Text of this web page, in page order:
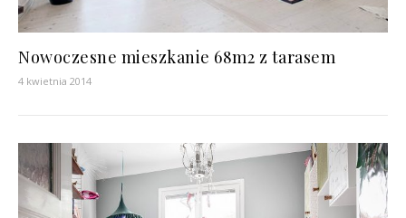
Nowoczesne mieszkanie 68m2 z tarasem
4 kwietnia 2014